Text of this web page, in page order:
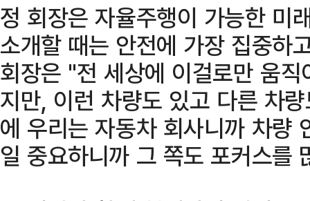
정 회장은 자율주행이 가능한 미
소개할 때는 안전에 가장 집중하
회장은 "전 세상에 이걸로만 움
지만, 이런 차량도 있고 다른 차
에 우리는 자동차 회사니까 차량
일 중요하니까 그 쪽도 포커스를